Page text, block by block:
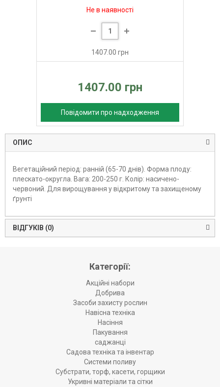
Не в наявності
1407.00 грн
1407.00 грн
Повідомити про надходження
ОПИС
Вегетаційний період: ранній (65-70 днів). Форма плоду:
плескато-округла. Вага: 200-250 г. Колір: насичено-
червоний. Для вирощування у відкритому та захищеному
ґрунті
ВІДГУКІВ (0)
Категорії:
Акційні набори
Добрива
Засоби захисту рослин
Навісна техніка
Насіння
Пакування
саджанці
Садова техніка та інвентар
Системи поливу
Субстрати, торф, касети, горщики
Укривні матеріали та сітки